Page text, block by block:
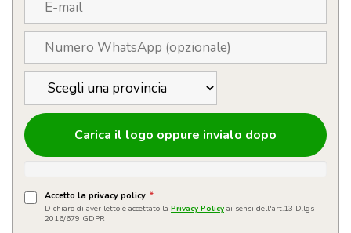
Carica il logo oppure invialo dopo
Accetto la privacy policy *
Dichiaro di aver letto e accettato la Privacy Policy ai sensi dell'art.13 D.lgs
2016/679 GDPR